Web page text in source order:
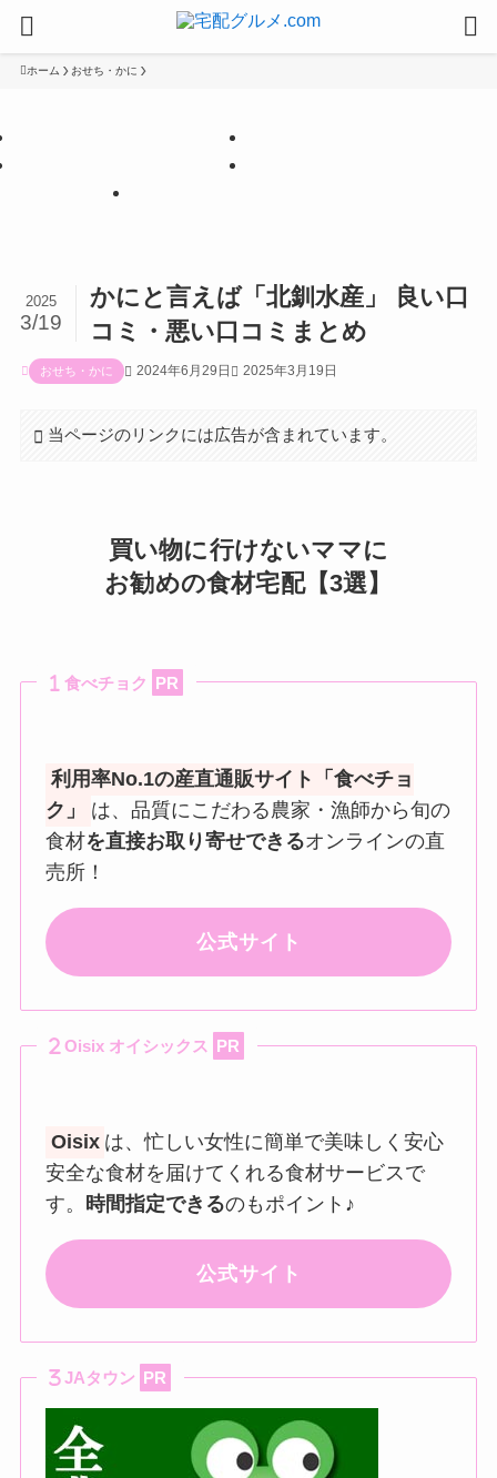
ホーム おせち・かに
かにと言えば「北釧水産」 良い口
コミ・悪い口コミまとめ
2025
3/19
おせち・かに 2024年6月29日 2025年3月19日
当ページのリンクには広告が含まれています。
買い物に行けないママに
お勧めの食材宅配【3選】
食べチョク PR
利用率No.1の産直通販サイト「食べチョ
ク」
は、品質にこだわる農家・漁師から旬の
食材を直接お取り寄せできるオンラインの直
売所！
公式サイト
Oisix オイシックス PR
Oisix は、忙しい女性に簡単で美味しく安心
安全な食材を届けてくれる食材サービスで
す。 時間指定できるのもポイント♪
公式サイト
JAタウン PR